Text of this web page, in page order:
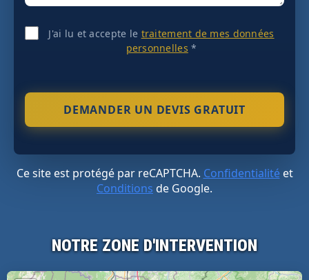
J'ai lu et accepte le traitement de mes données
personnelles *
Ce site est protégé par reCAPTCHA. Confidentialitéet
Conditions de Google.
NOTRE ZONE D'INTERVENTION